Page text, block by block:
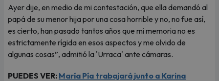
Ayer dije, en medio de mi contestación, que ella demandó al
papá de su menor hija por una cosa horrible y no, no fue así,
es cierto, han pasado tantos años que mi memoria no es
estrictamente rígida en esos aspectos y me olvido de
algunas cosas”, admitió la 'Urraca' ante cámaras.
PUEDES VER: María Pía trabajará junto a Karina